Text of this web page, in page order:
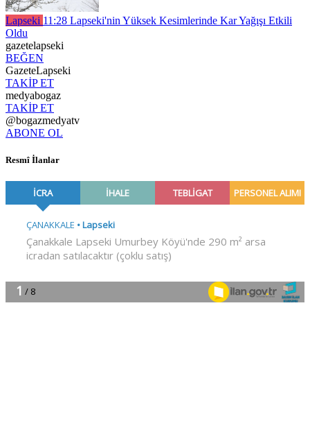
Lapseki 11:28 Lapseki'nin Yüksek Kesimlerinde Kar Yağışı Etkili
Oldu
gazetelapseki
BEĞEN
GazeteLapseki
TAKİP ET
medyabogaz
TAKİP ET
@bogazmedyatv
ABONE OL
Resmî İlanlar